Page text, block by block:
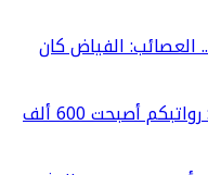
الفياض كان
وزير الصحة يبشر الأطباء المتعاقدين: رواتبكم أصبحت 600 ألف